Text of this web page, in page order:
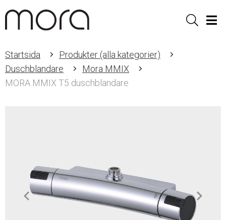
Sök
Startsida
Produkter (alla kategorier)
Duschblandare
Mora MMIX
MORA MMIX T5 duschblandare